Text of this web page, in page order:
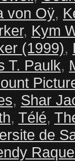
von Oÿ,
,Kym
(1999),
T. Paulk,
,Shar
,Télé,
de